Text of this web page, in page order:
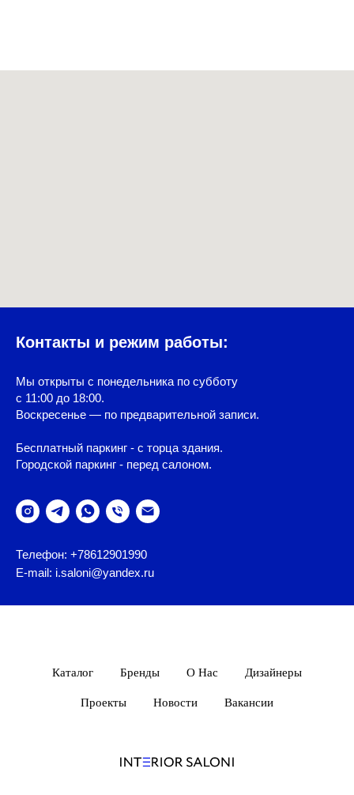
Контакты и режим работы:
Мы открыты с понедельника по субботу
с 11:00 до 18:00.
Воскресенье — по предварительной записи.
Бесплатный паркинг - с торца здания.
Городской паркинг - перед салоном.
Телефон: +78612901990
E-mail: i.saloni@yandex.ru
Каталог Бренды О Нас Дизайнеры
Проекты Новости Вакансии